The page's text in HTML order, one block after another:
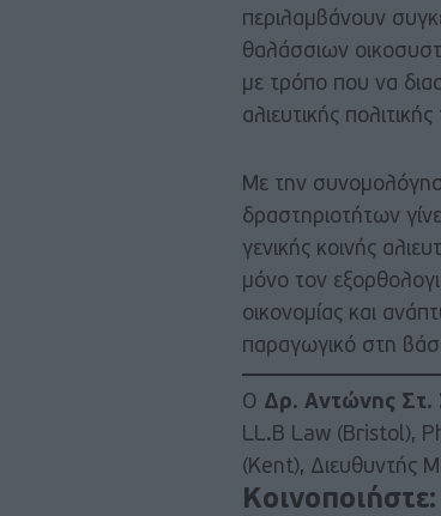
περιλαμβάνουν
θαλάσσιων
με τρόπο που να
αλιευτικής
Με την
δραστηριοτήτων
γενικής κοινής
μόνο τον
οικονομίας και
παραγωγικό στη
Ο Δρ. Αντώνης Στ.
LL.B Law (Bristol),
(Kent), Διευθυντής
Κοινοποιήστε: